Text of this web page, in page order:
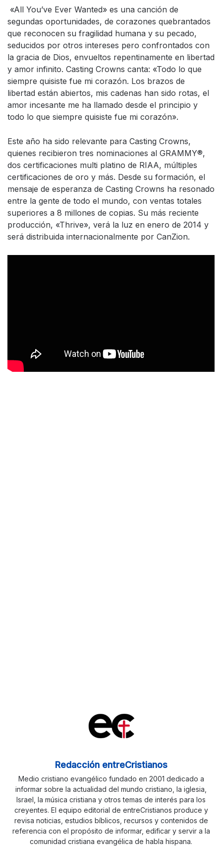
«All You’ve Ever Wanted» es una canción de
segundas oportunidades, de corazones quebrantados
que reconocen su fragilidad humana y su pecado,
seducidos por otros intereses pero confrontados con
la gracia de Dios, envueltos repentinamente en libertad
y amor infinito. Casting Crowns canta: «Todo lo que
siempre quisiste fue mi corazón. Los brazos de
libertad están abiertos, mis cadenas han sido rotas, el
amor incesante me ha llamado desde el principio y
todo lo que siempre quisiste fue mi corazón».
Este año ha sido relevante para Casting Crowns,
quienes recibieron tres nominaciones al GRAMMY®,
dos certificaciones multi platino de RIAA, múltiples
certificaciones de oro y más. Desde su formación, el
mensaje de esperanza de Casting Crowns ha resonado
entre la gente de todo el mundo, con ventas totales
superiores a 8 millones de copias. Su más reciente
producción, «Thrive», verá la luz en enero de 2014 y
será distribuida internacionalmente por CanZion.
Redacción entreCristianos
Medio cristiano evangélico fundado en 2001 dedicado a
informar sobre la actualidad del mundo cristiano, la iglesia,
Israel, la música cristiana y otros temas de interés para los
creyentes. El equipo editorial de entreCristianos produce y
revisa noticias, estudios bíblicos, recursos y contenidos de
referencia con el propósito de informar, edificar y servir a la
comunidad cristiana evangélica de habla hispana.